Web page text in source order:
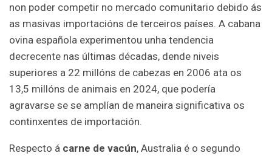
non poder competir no mercado comunitario debido ás
as masivas importacións de terceiros países. A cabana
ovina española experimentou unha tendencia
decrecente nas últimas décadas, dende niveis
superiores a 22 millóns de cabezas en 2006 ata os
13,5 millóns de animais en 2024, que podería
agravarse se se amplían de maneira significativa os
continxentes de importación.
Respecto á carne de vacún, Australia é o segundo